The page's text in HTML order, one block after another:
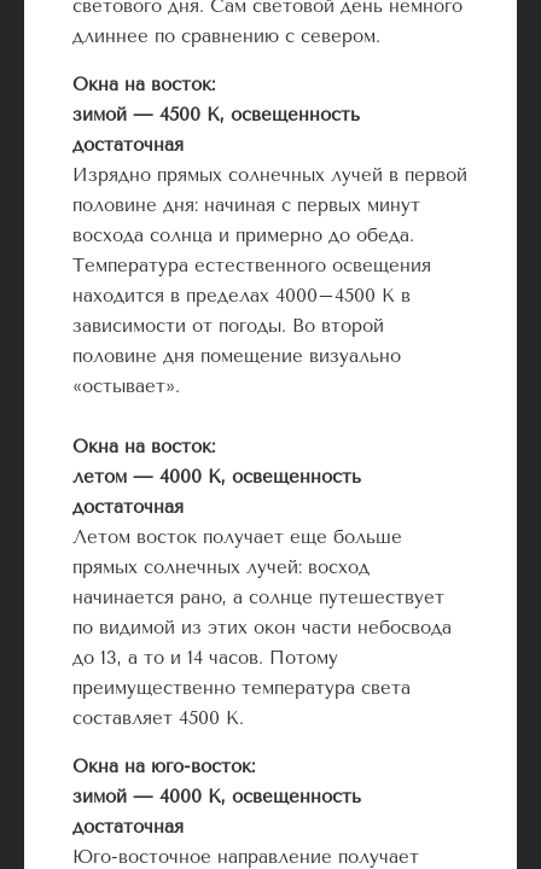
светового дня. Сам световой день немного
длиннее по сравнению с севером.
Окна на восток:
зимой — 4500 К, освещенность
достаточная
Изрядно прямых солнечных лучей в первой
половине дня: начиная с первых минут
восхода солнца и примерно до обеда.
Температура естественного освещения
находится в пределах 4000–4500 К в
зависимости от погоды. Во второй
половине дня помещение визуально
«остывает».
Окна на восток:
летом — 4000 К, освещенность
достаточная
Летом восток получает еще больше
прямых солнечных лучей: восход
начинается рано, а солнце путешествует
по видимой из этих окон части небосвода
до 13, а то и 14 часов. Потому
преимущественно температура света
составляет 4500 К.
Окна на юго-восток:
зимой — 4000 К, освещенность
достаточная
Юго-восточное направление получает